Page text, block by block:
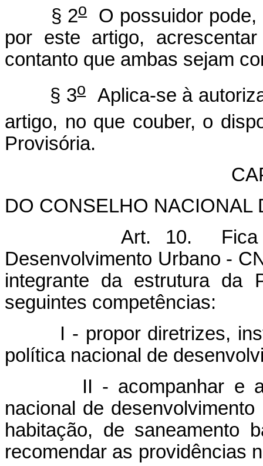
§ 2oO possuidor pode,
por este artigo,
contanto que ambas sejam
§ 3oAplica-se à
artigo, no que couber, o
Provisória.
DO CONSELHO NACIONAL
Art. 10. Fica
Desenvolvimento Urbano -
integrante da estrutura da
seguintes competências:
I - propor diretrizes,
política nacional de
II - acompanhar e
nacional de
habitação, de saneamento
recomendar as providências